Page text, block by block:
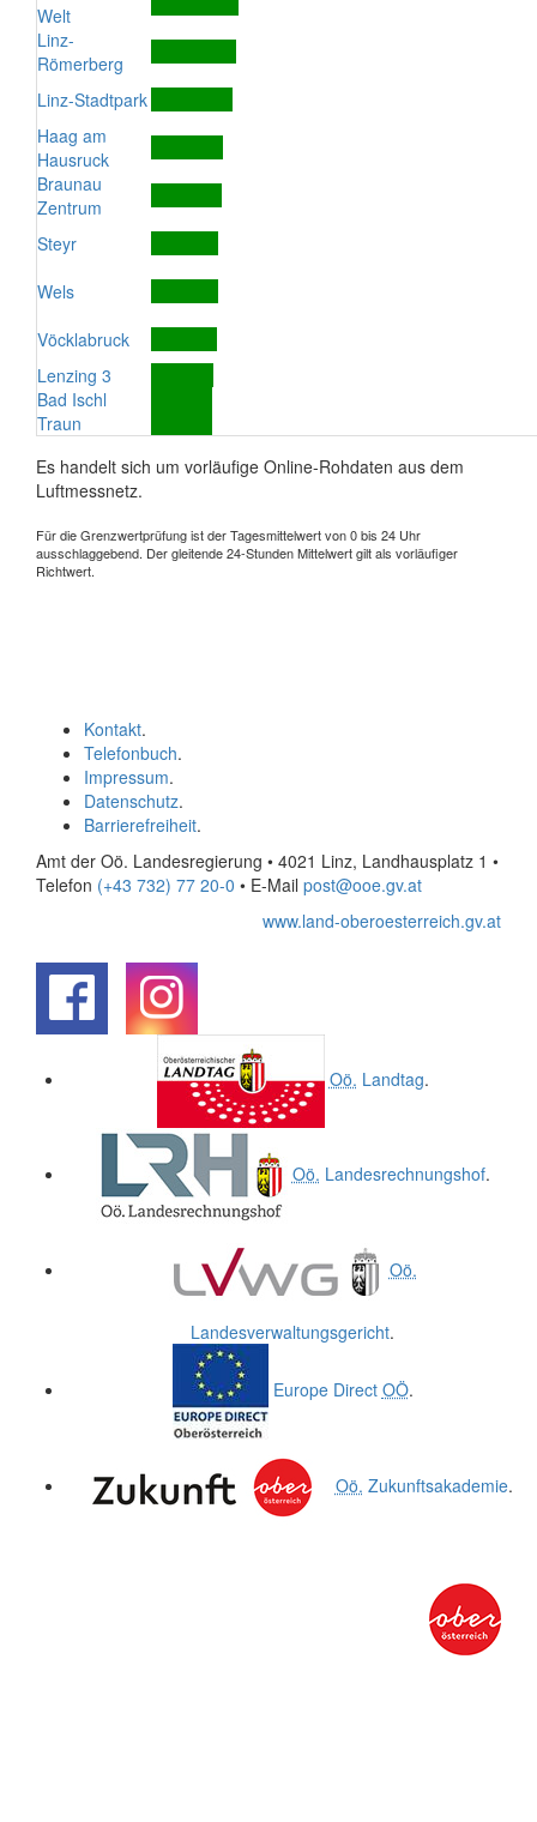
Welt
Linz-
Römerberg
Linz-Stadtpark
Haag am
Hausruck
Braunau
Zentrum
Steyr
Wels
Vöcklabruck
Lenzing 3
Bad Ischl
Traun
Es handelt sich um vorläufige Online-Rohdaten aus dem
Luftmessnetz.
Für die Grenzwertprüfung ist der Tagesmittelwert von 0 bis 24 Uhr
ausschlaggebend. Der gleitende 24-Stunden Mittelwert gilt als vorläufiger
Richtwert.
Kontakt.
Telefonbuch.
Impressum.
Datenschutz.
Barrierefreiheit.
Amt der Oö. Landesregierung • 4021 Linz, Landhausplatz 1 •
Telefon (+43 732) 77 20-0 • E-Mail post@ooe.gv.at
www.land-oberoesterreich.gv.at
Oö. Landtag.
Oö. Landesrechnungshof.
Oö.
Landesverwaltungsgericht.
Europe Direct OÖ.
Oö. Zukunftsakademie.